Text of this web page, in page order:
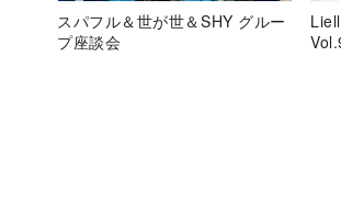
スパフル＆世が世＆SHY グルー
プ座談会